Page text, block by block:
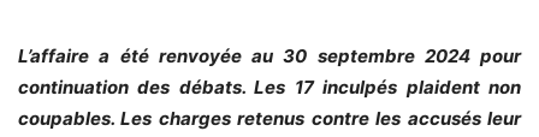
L’affaire a été renvoyée au 30 septembre 2024 pour
continuation des débats. Les 17 inculpés plaident non
coupables. Les charges retenus contre les accusés leur